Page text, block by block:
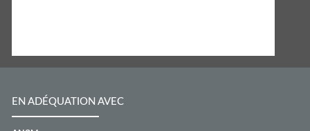
EN ADÉQUATION AVEC